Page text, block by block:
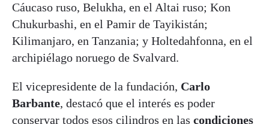
Cáucaso ruso, Belukha, en el Altai ruso; Kon
Chukurbashi, en el Pamir de Tayikistán;
Kilimanjaro, en Tanzania; y Holtedahfonna, en el
archipiélago noruego de Svalvard.
El vicepresidente de la fundación, Carlo
Barbante, destacó que el interés es poder
conservar todos esos cilindros en las condiciones